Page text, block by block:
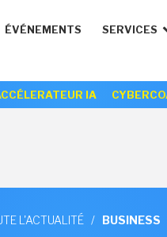
ÉVÉNEMENTS SERVICES
IA
L'ACTUALITÉ / BUSINESS